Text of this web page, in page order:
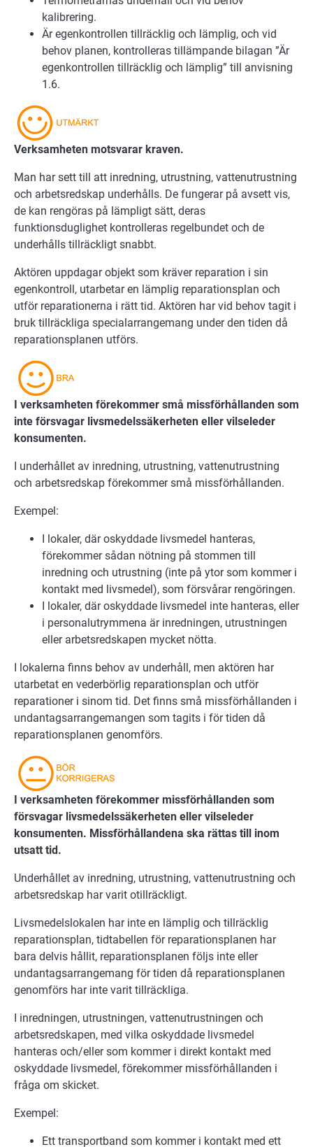
kalibrering.
Är egenkontrollen tillräcklig och lämplig, och vid
behov planen, kontrolleras tillämpande bilagan ”Är
egenkontrollen tillräcklig och lämplig” till anvisning
1.6.
Verksamheten motsvarar kraven.
Man har sett till att inredning, utrustning, vattenutrustning
och arbetsredskap underhålls. De fungerar på avsett vis,
de kan rengöras på lämpligt sätt, deras
funktionsduglighet kontrolleras regelbundet och de
underhålls tillräckligt snabbt.
Aktören uppdagar objekt som kräver reparation i sin
egenkontroll, utarbetar en lämplig reparationsplan och
utför reparationerna i rätt tid. Aktören har vid behov tagit i
bruk tillräckliga specialarrangemang under den tiden då
reparationsplanen utförs.
I verksamheten förekommer små missförhållanden som
inte försvagar livsmedelssäkerheten eller vilseleder
konsumenten.
I underhållet av inredning, utrustning, vattenutrustning
och arbetsredskap förekommer små missförhållanden.
Exempel:
I lokaler, där oskyddade livsmedel hanteras,
förekommer sådan nötning på stommen till
inredning och utrustning (inte på ytor som kommer i
kontakt med livsmedel), som försvårar rengöringen.
I lokaler, där oskyddade livsmedel inte hanteras, eller
i personalutrymmena är inredningen, utrustningen
eller arbetsredskapen mycket nötta.
I lokalerna finns behov av underhåll, men aktören har
utarbetat en vederbörlig reparationsplan och utför
reparationer i sinom tid. Det finns små missförhållanden i
undantagsarrangemangen som tagits i för tiden då
reparationsplanen genomförs.
I verksamheten förekommer missförhållanden som
försvagar livsmedelssäkerheten eller vilseleder
konsumenten. Missförhållandena ska rättas till inom
utsatt tid.
Underhållet av inredning, utrustning, vattenutrustning och
arbetsredskap har varit otillräckligt.
Livsmedelslokalen har inte en lämplig och tillräcklig
reparationsplan, tidtabellen för reparationsplanen har
bara delvis hållit, reparationsplanen följs inte eller
undantagsarrangemang för tiden då reparationsplanen
genomförs har inte varit tillräckliga.
I inredningen, utrustningen, vattenutrustningen och
arbetsredskapen, med vilka oskyddade livsmedel
hanteras och/eller som kommer i direkt kontakt med
oskyddade livsmedel, förekommer missförhållanden i
fråga om skicket.
Exempel:
Ett transportband som kommer i kontakt med ett